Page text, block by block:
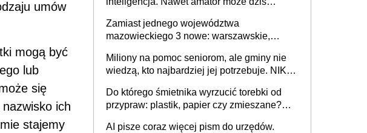
umów
mogą być
lub
się
ich
stajemy
Zamiast jednego województwa
mazowieckiego 3 nowe: warszawskie,
Europie nie ma tak dużych jednostek
stołecznych
Miliony na pomoc seniorom, ale gminy nie
wiedzą, kto najbardziej jej potrzebuje. NIK
Do którego śmietnika wyrzucić torebki od
przypraw: plastik, papier czy zmieszane?
AI pisze coraz więcej pism do urzędów.